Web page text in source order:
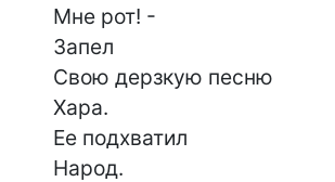
Мне рот! -
Запел
Свою дерзкую песню
Хара.
Ее подхватил
Народ.